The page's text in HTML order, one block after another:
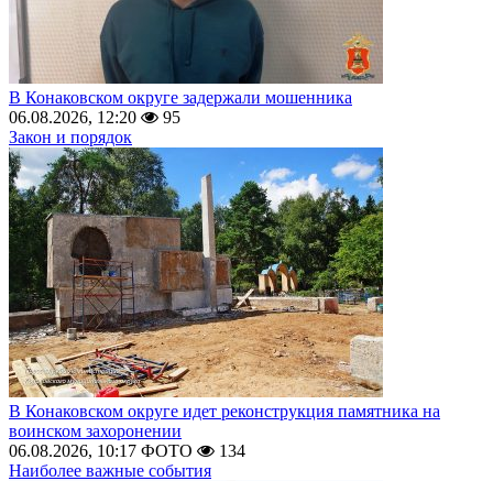
В Конаковском округе задержали мошенника
06.08.2026, 12:20
95
Закон и порядок
В Конаковском округе идет реконструкция памятника на
воинском захоронении
06.08.2026, 10:17 ФОТО
134
Наиболее важные события